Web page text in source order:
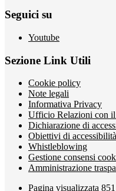
Seguici su
Youtube
Sezione Link Utili
Cookie policy
Note legali
Informativa Privacy
Ufficio Relazioni con
Dichiarazione di
Obiettivi di accessibilità
Whistleblowing
Gestione consensi
Amministrazione
Pagina visualizzata 851